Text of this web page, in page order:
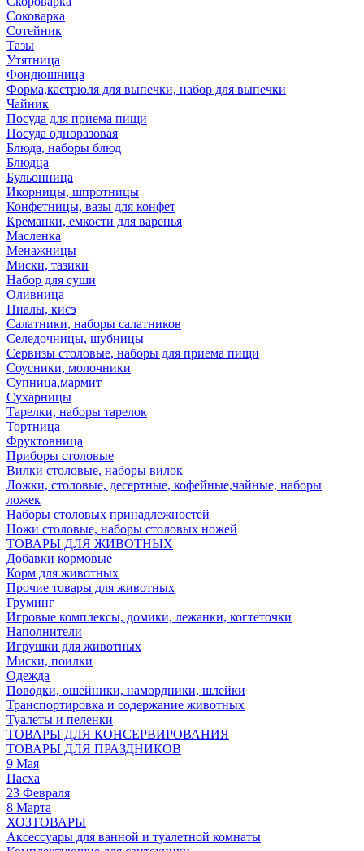
Соковарка
Сотейник
Тазы
Утятница
Фондюшница
Форма,кастрюля для выпечки, набор для выпечки
Чайник
Посуда для приема пищи
Посуда одноразовая
Блюда, наборы блюд
Блюдца
Бульонница
Икорницы, шпротницы
Конфетницы, вазы для конфет
Креманки, емкости для варенья
Масленка
Менажницы
Миски, тазики
Набор для суши
Оливница
Пиалы, кисэ
Салатники, наборы салатников
Селедочницы, шубницы
Сервизы столовые, наборы для приема пищи
Соусники, молочники
Супница,мармит
Сухарницы
Тарелки, наборы тарелок
Тортница
Фруктовница
Приборы столовые
Вилки столовые, наборы вилок
Ложки, столовые, десертные, кофейные,чайные, наборы
ложек
Наборы столовых принадлежностей
Ножи столовые, наборы столовых ножей
ТОВАРЫ ДЛЯ ЖИВОТНЫХ
Добавки кормовые
Корм для животных
Прочие товары для животных
Груминг
Игровые комплексы, домики, лежанки, когтеточки
Наполнители
Игрушки для животных
Миски, поилки
Одежда
Поводки, ошейники, намордники, шлейки
Транспортировка и содержание животных
Туалеты и пеленки
ТОВАРЫ ДЛЯ КОНСЕРВИРОВАНИЯ
ТОВАРЫ ДЛЯ ПРАЗДНИКОВ
9 Мая
Пасха
23 Февраля
8 Марта
ХОЗТОВАРЫ
Аксессуары для ванной и туалетной комнаты